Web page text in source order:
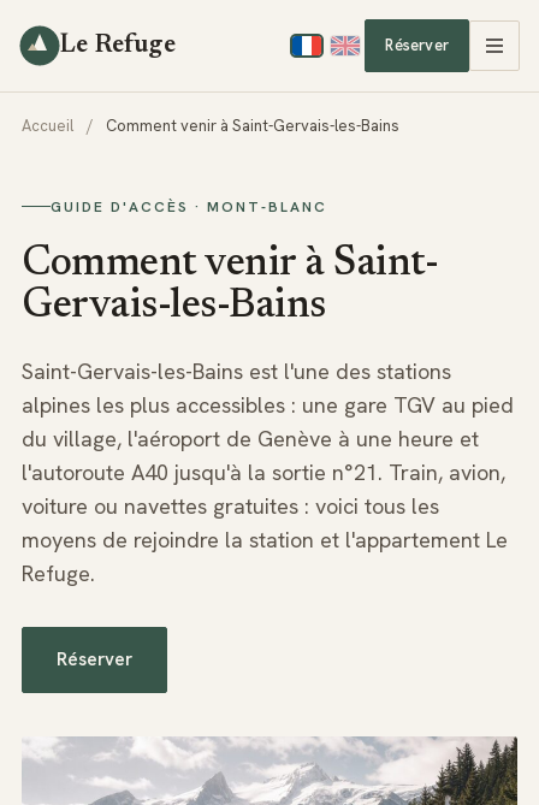
Le Refuge Réserver
Accueil / Comment venir à Saint-Gervais-les-Bains
GUIDE D'ACCÈS · MONT-BLANC
Comment venir à Saint-
Gervais-les-Bains
Saint-Gervais-les-Bains est l'une des stations
alpines les plus accessibles : une gare TGV au pied
du village, l'aéroport de Genève à une heure et
l'autoroute A40 jusqu'à la sortie n°21. Train, avion,
voiture ou navettes gratuites : voici tous les
moyens de rejoindre la station et l'appartement Le
Refuge.
Réserver